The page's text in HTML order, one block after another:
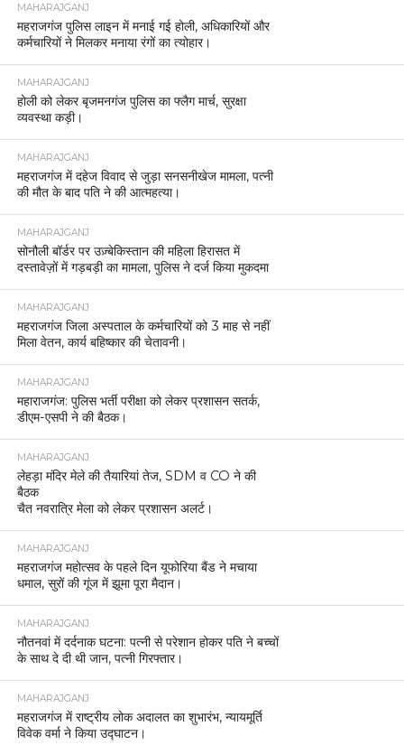
MAHARAJGANJ
महराजगंज पुलिस लाइन में मनाई गई होली, अधिकारियों और
कर्मचारियों ने मिलकर मनाया रंगों का त्योहार।
MAHARAJGANJ
होली को लेकर बृजमनगंज पुलिस का फ्लैग मार्च, सुरक्षा
व्यवस्था कड़ी।
MAHARAJGANJ
महराजगंज में दहेज विवाद से जुड़ा सनसनीखेज मामला, पत्नी
की मौत के बाद पति ने की आत्महत्या।
MAHARAJGANJ
सोनौली बॉर्डर पर उज़्बेकिस्तान की महिला हिरासत में
दस्तावेज़ों में गड़बड़ी का मामला, पुलिस ने दर्ज किया मुकदमा
MAHARAJGANJ
महराजगंज जिला अस्पताल के कर्मचारियों को 3 माह से नहीं
मिला वेतन, कार्य बहिष्कार की चेतावनी।
MAHARAJGANJ
महाराजगंज: पुलिस भर्ती परीक्षा को लेकर प्रशासन सतर्क,
डीएम-एसपी ने की बैठक।
MAHARAJGANJ
लेहड़ा मंदिर मेले की तैयारियां तेज, SDM व CO ने की
बैठक
चैत नवरात्रि मेला को लेकर प्रशासन अलर्ट।
MAHARAJGANJ
महराजगंज महोत्सव के पहले दिन यूफोरिया बैंड ने मचाया
धमाल, सुरों की गूंज में झूमा पूरा मैदान।
MAHARAJGANJ
नौतनवां में दर्दनाक घटना: पत्नी से परेशान होकर पति ने बच्चों
के साथ दे दी थी जान, पत्नी गिरफ्तार।
MAHARAJGANJ
महराजगंज में राष्ट्रीय लोक अदालत का शुभारंभ, न्यायमूर्ति
विवेक वर्मा ने किया उद्घाटन।